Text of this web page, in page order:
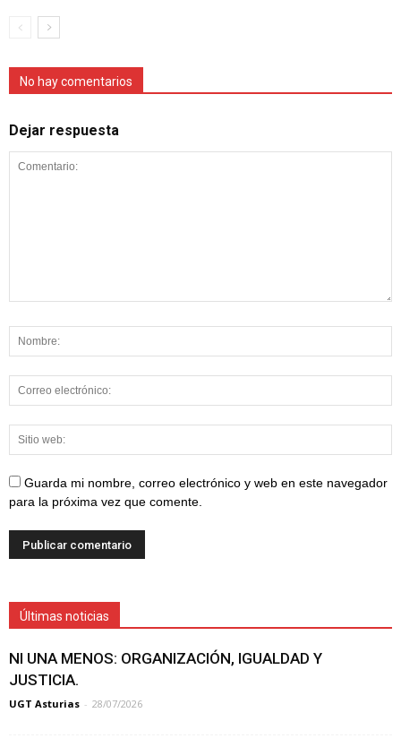
No hay comentarios
Dejar respuesta
Guarda mi nombre, correo electrónico y web en este navegador
para la próxima vez que comente.
Últimas noticias
NI UNA MENOS: ORGANIZACIÓN, IGUALDAD Y
JUSTICIA.
UGT Asturias - 28/07/2026